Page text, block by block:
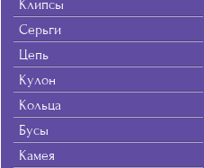
Клипсы
Серьги
Цепь
Кулон
Кольца
Бусы
Камея